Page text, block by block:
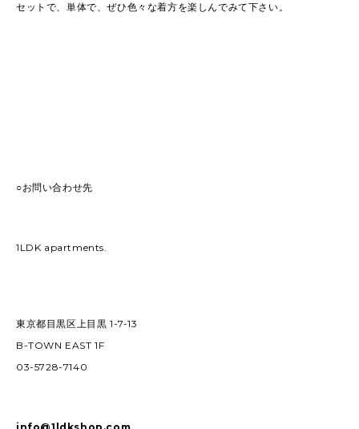
セットで、単体で、ぜひ色々な着方を楽しんでみて下さい。
○お問い合わせ先
1LDK apartments.
東京都目黒区上目黒 1-7-13
B-TOWN EAST 1F
03-5728-7140